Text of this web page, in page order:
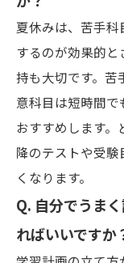
夏休みは、苦手
するのが効果的
持も大切です。苦
意科目は短時間
おすすめします。
降のテストや受
くなります。
Q. 自分でうま
ればいいですか